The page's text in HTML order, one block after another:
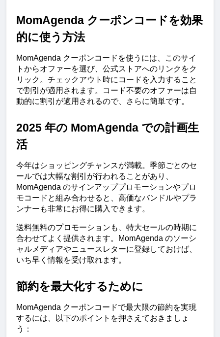
MomAgenda クーポンコードを効果
的に使う方法
MomAgenda クーポンコードを使うには、このサイ
トからオファーを選び、公式ストアへのリンクをク
リック。チェックアウト時にコードを入力すること
で割引が適用されます。コード不要のオファーは自
動的に割引が適用されるので、さらに簡単です。
2025 年の MomAgenda での計画生
活
今年はショッピングチャンスが満載。季節ごとのセ
ールでは大幅な割引が行われることがあり、
MomAgenda のサインアッププロモーションやプロ
モコードと組み合わせると、高価なバンドルやプラ
ンナーも非常にお得に購入できます。
送料無料のプロモーションも、特大セールの時期に
合わせてよく提供されます。MomAgenda のソーシ
ャルメディアやニュースレターに登録しておけば、
いち早く情報を受け取れます。
節約を最大化するために
MomAgenda クーポンコードで最大限の節約を実現
するには、以下のポイントを押さえておきましょ
う：